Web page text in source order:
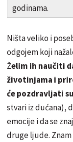
godinama.
Ništa veliko i
odgojem koji
Želim ih naučiti
životinjama i
će pozdravljati
stvari iz dućana),
emocije i da se
druge ljude.